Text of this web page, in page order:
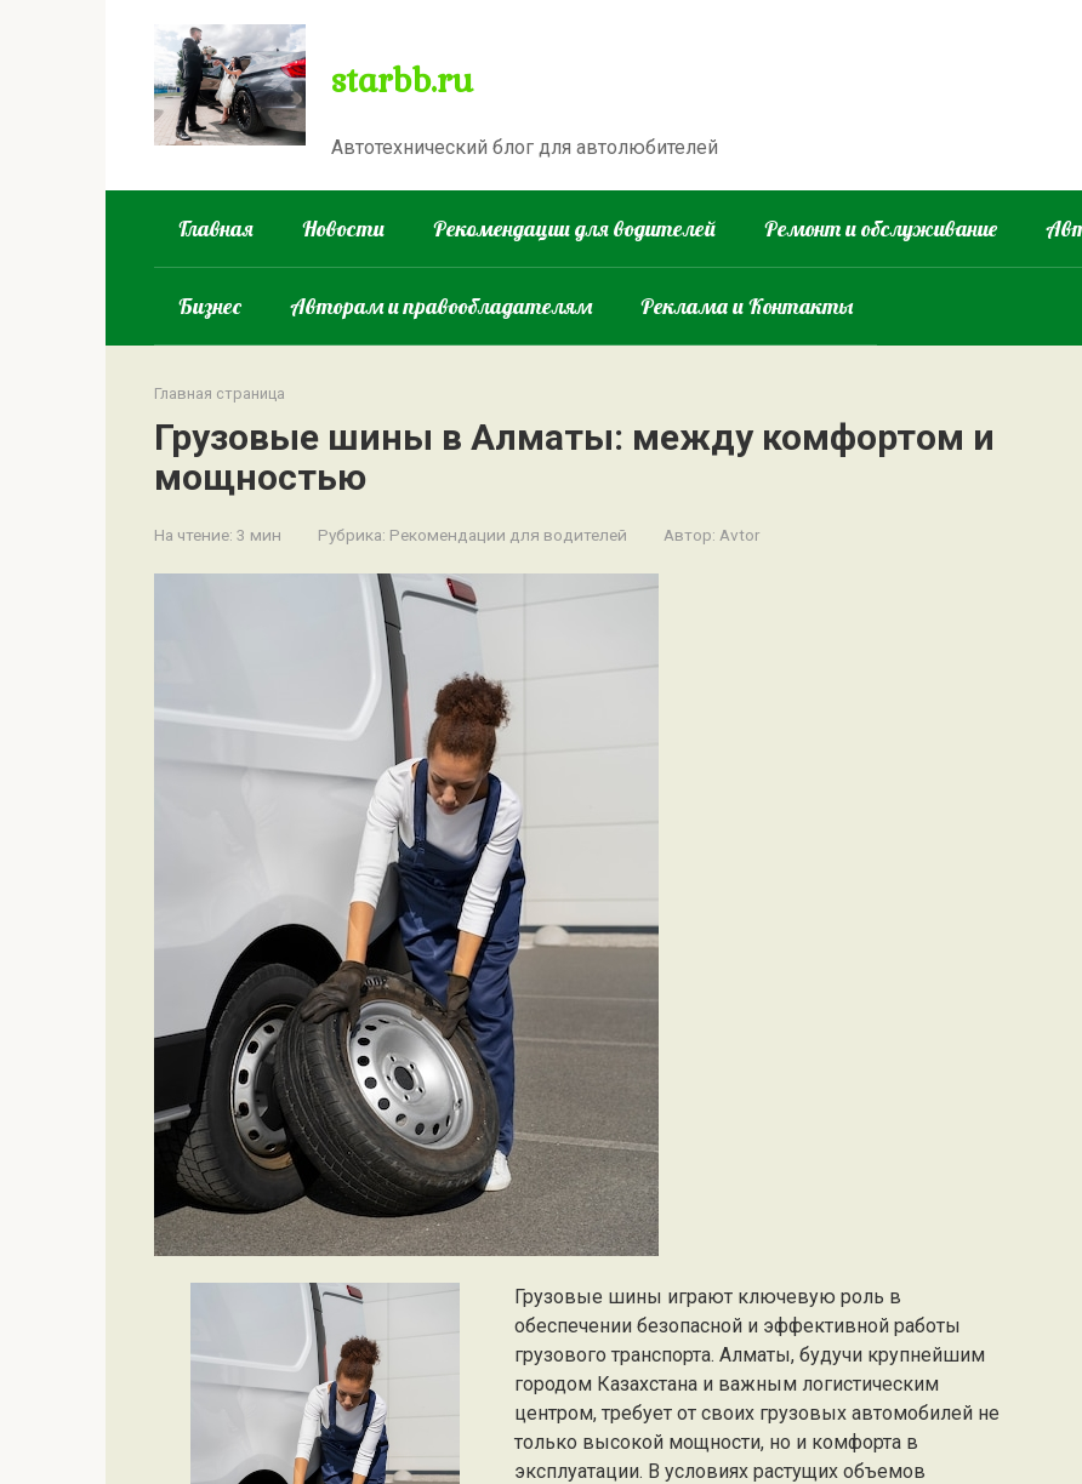
starbb.ru
Автотехнический блог для автолюбителей
Главная Новости Рекомендации для водителей Ремонт и обслуживание
Бизнес Авторам и правообладателям Реклама и Контакты
Главная страница
Грузовые шины в Алматы: между комфортом и
мощностью
На чтение: 3 мин Рубрика: Рекомендации для водителей Автор: Avtor
Грузовые шины играют ключевую роль в
обеспечении безопасной и эффективной работы
грузового транспорта. Алматы, будучи крупнейшим
городом Казахстана и важным логистическим
центром, требует от своих грузовых автомобилей не
только высокой мощности, но и комфорта в
эксплуатации. В условиях растущих объемов